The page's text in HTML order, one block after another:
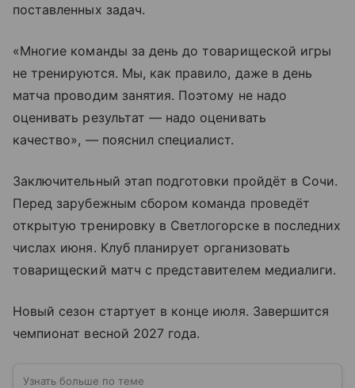
поставленных задач.
«Многие команды за день до товарищеской игры
не тренируются. Мы, как правило, даже в день
матча проводим занятия. Поэтому не надо
оценивать результат — надо оценивать
качество», — пояснил специалист.
Заключительный этап подготовки пройдёт в Сочи.
Перед зарубежным сбором команда проведёт
открытую тренировку в Светлогорске в последних
числах июня. Клуб планирует организовать
товарищеский матч с представителем медиалиги.
Новый сезон стартует в конце июля. Завершится
чемпионат весной 2027 года.
Узнать больше по теме